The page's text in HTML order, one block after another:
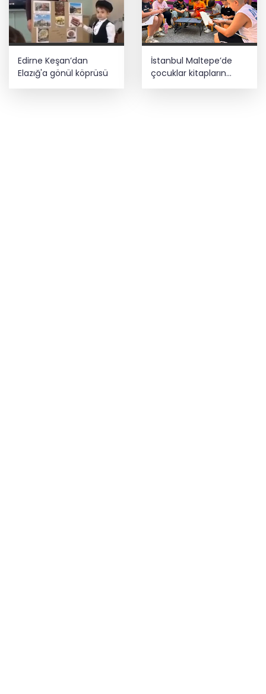
Edirne Keşan’dan
Elazığ'a gönül köprüsü
İstanbul Maltepe’de
çocuklar kitapların